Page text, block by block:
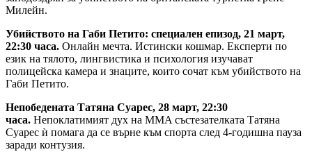
Милейн.
Убийството на Габи Петито: специален епизод, 21 март,
22:30 часа. Онлайн мечта. Истински кошмар. Експерти по
език на тялото, лингвистика и психология изучават
полицейска камера и знаците, които сочат към убийството на
Габи Петито.
Непобедената Татяна Суарес, 28 март, 22:30
часа. Непоклатимият дух на MMA състезателката Татяна
Суарес ѝ помага да се върне към спорта след 4-годишна пауза
заради контузия.